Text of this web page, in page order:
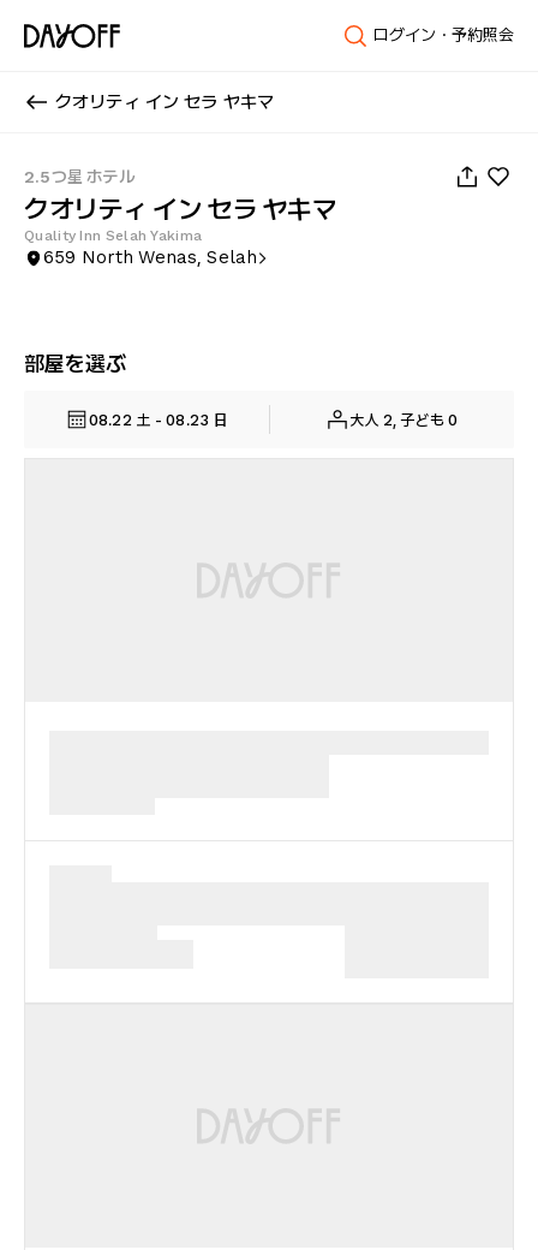
ログイン・予約照会
クオリティ イン セラ ヤキマ
2.5つ星 ホテル
クオリティ イン セラ ヤキマ
Quality Inn Selah Yakima
659 North Wenas, Selah
部屋を選ぶ
08.22 土 - 08.23 日 大人 2, 子ども 0